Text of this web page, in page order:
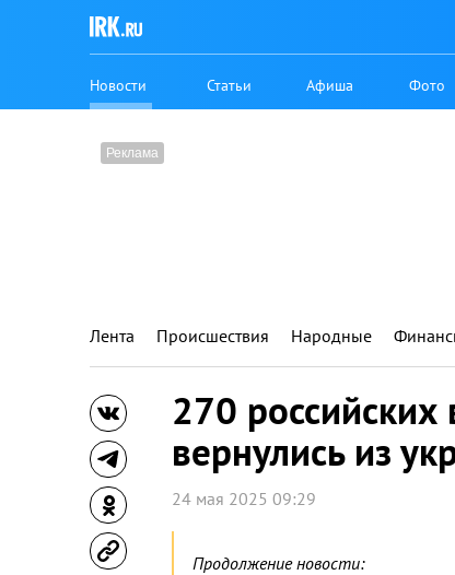
Новости Статьи Афиша Фото
Лента Происшествия Народные
270
вернулись из
24 мая 2025 09:29
Продолжение новости: